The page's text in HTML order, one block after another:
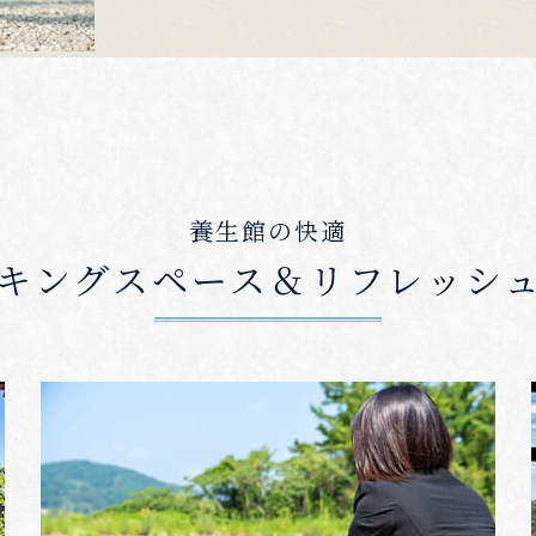
養生館の快適
ングスペース＆ リフレッシ